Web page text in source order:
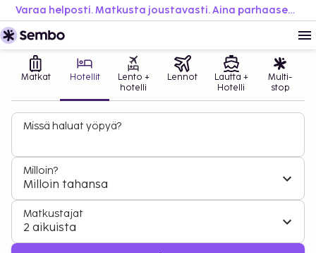
Varaa helposti. Matkusta joustavasti. Aina parhaaseen hintaan.
Matkat Hotellit
Lento +
hotelli
Lennot
Lautta +
Hotelli
Multi-
stop
Missä haluat yöpyä?
Milloin?
Milloin tahansa
Matkustajat
2 aikuista